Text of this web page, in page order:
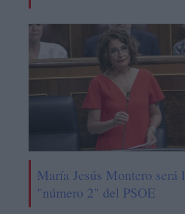
María Jesús Montero será
"número 2" del PSOE